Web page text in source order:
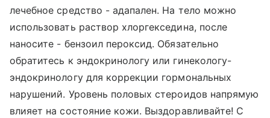
лечебное средство - адапален. На тело можно
использовать раствор хлоргекседина, после
наносите - бензоил пероксид. Обязательно
обратитесь к эндокринологу или гинекологу-
эндокринологу для коррекции гормональных
нарушений. Уровень половых стероидов напрямую
влияет на состояние кожи. Выздоравливайте! С